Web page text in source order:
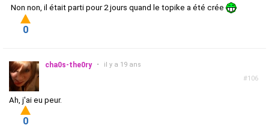
Non non, il était parti pour 2 jours quand le topike a été crée
0
#106
cha0s-the0ry • il y a 19 ans
Ah, j'ai eu peur.
0